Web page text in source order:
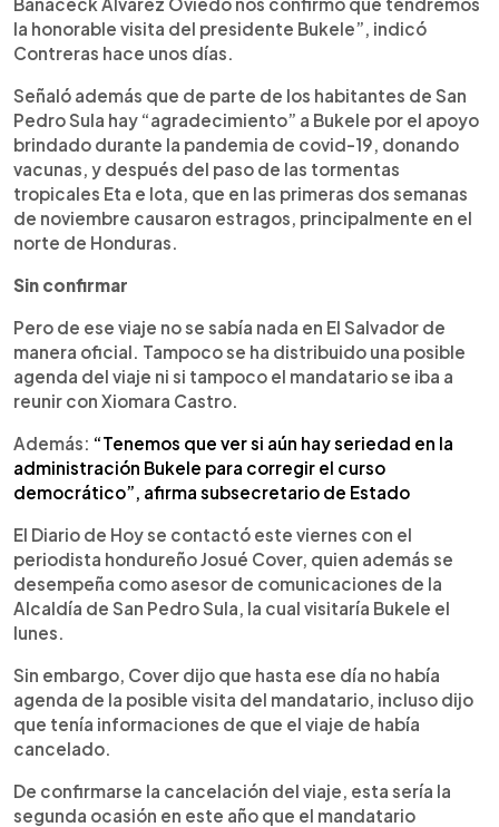
la honorable visita del presidente Bukele”, indicó
Contreras hace unos días.
Señaló además que de parte de los habitantes de San
Pedro Sula hay “agradecimiento” a Bukele por el apoyo
brindado durante la pandemia de covid-19, donando
vacunas, y después del paso de las tormentas
tropicales Eta e Iota, que en las primeras dos semanas
de noviembre causaron estragos, principalmente en el
norte de Honduras.
Sin confirmar
Pero de ese viaje no se sabía nada en El Salvador de
manera oficial. Tampoco se ha distribuido una posible
agenda del viaje ni si tampoco el mandatario se iba a
reunir con Xiomara Castro.
Además: “Tenemos que ver si aún hay seriedad en la
administración Bukele para corregir el curso
democrático”, afirma subsecretario de Estado
El Diario de Hoy se contactó este viernes con el
periodista hondureño Josué Cover, quien además se
desempeña como asesor de comunicaciones de la
Alcaldía de San Pedro Sula, la cual visitaría Bukele el
lunes.
Sin embargo, Cover dijo que hasta ese día no había
agenda de la posible visita del mandatario, incluso dijo
que tenía informaciones de que el viaje de había
cancelado.
De confirmarse la cancelación del viaje, esta sería la
segunda ocasión en este año que el mandatario